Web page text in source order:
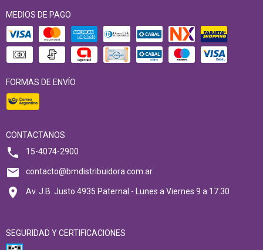
MEDIOS DE PAGO
FORMAS DE ENVÍO
CONTACTANOS
15-4074-2900
contacto@bmdistribuidora.com.ar
Av. J.B. Justo 4935 Paternal - Lunes a Viernes 9 a 17.30
SEGURIDAD Y CERTIFICACIONES